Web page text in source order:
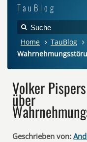
TauBlog
Home TauBlog
Volker
über
Geschrieben von: